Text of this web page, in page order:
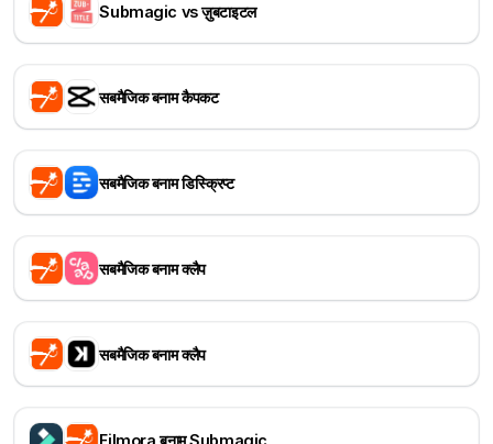
Submagic vs ज़ुबटाइटल
सबमैजिक बनाम कैपकट
सबमैजिक बनाम डिस्क्रिप्ट
सबमैजिक बनाम क्लैप
सबमैजिक बनाम क्लैप
Filmora बनाम Submagic